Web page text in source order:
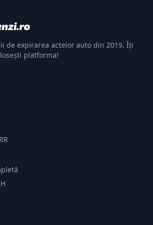
de expirarea actelor auto din 2019. Îți
platforma!